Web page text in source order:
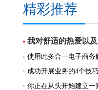
精彩推荐
我对舒适的热爱以
使用此多合一电子商
成功开展业务的4个技
你正在从头开始建立